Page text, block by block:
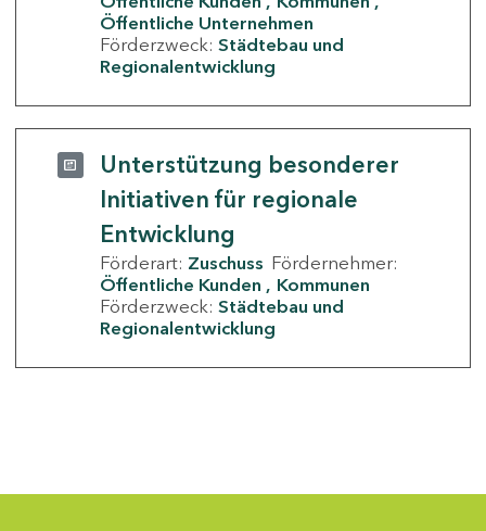
Öffentliche Unternehmen
Förderzweck: Städtebau und
Regionalentwicklung
Unterstützung besonderer
Initiativen für regionale
Entwicklung
Förderart: Zuschuss Fördernehmer:
Öffentliche Kunden
Kommunen
Förderzweck: Städtebau und
Regionalentwicklung